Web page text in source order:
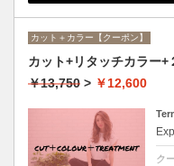
カット＋カラー【クーポン】
カット+リタッチカラー+
￥13,750 > ￥12,600
ク